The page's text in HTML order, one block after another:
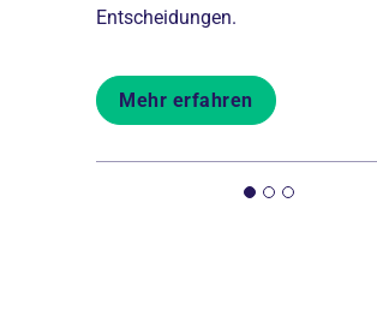
Entscheidungen.
Mehr erfahren